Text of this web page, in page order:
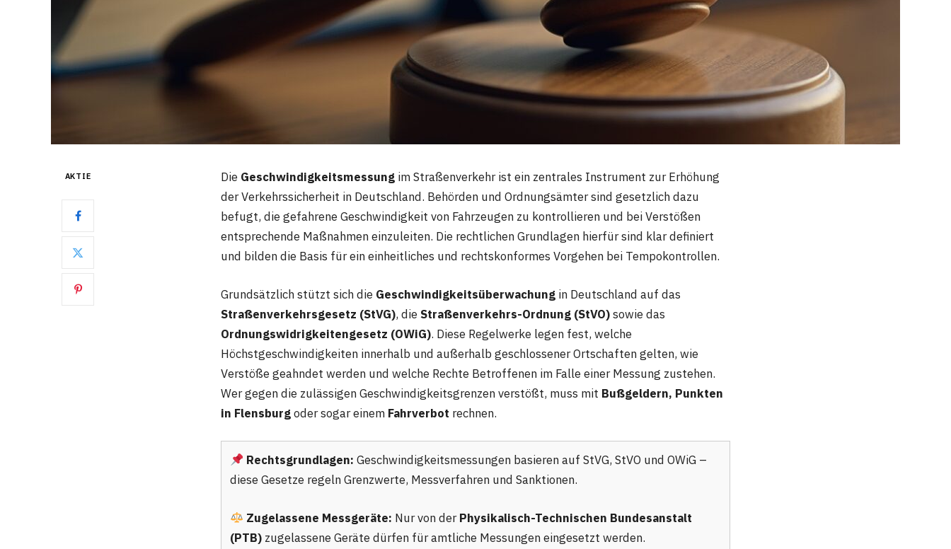
AKTIE Die Geschwindigkeitsmessung im Straßenverkehr ist ein zentrales Instrument zur Erhöhung
der Verkehrssicherheit in Deutschland. Behörden und Ordnungsämter sind gesetzlich dazu
befugt, die gefahrene Geschwindigkeit von Fahrzeugen zu kontrollieren und bei Verstößen
entsprechende Maßnahmen einzuleiten. Die rechtlichen Grundlagen hierfür sind klar definiert
und bilden die Basis für ein einheitliches und rechtskonformes Vorgehen bei Tempokontrollen.
Grundsätzlich stützt sich die Geschwindigkeitsüberwachung in Deutschland auf das
Straßenverkehrsgesetz (StVG), die Straßenverkehrs-Ordnung (StVO)sowie das
Ordnungswidrigkeitengesetz (OWiG). Diese Regelwerke legen fest, welche
Höchstgeschwindigkeiten innerhalb und außerhalb geschlossener Ortschaften gelten, wie
Verstöße geahndet werden und welche Rechte Betroffenen im Falle einer Messung zustehen.
Wer gegen die zulässigen Geschwindigkeitsgrenzen verstößt, muss mit Bußgeldern, Punkten
in Flensburgoder sogar einem Fahrverbot rechnen.
Rechtsgrundlagen: Geschwindigkeitsmessungen basieren auf StVG, StVO und OWiG –
diese Gesetze regeln Grenzwerte, Messverfahren und Sanktionen.
Zugelassene Messgeräte: Nur von derPhysikalisch-Technischen Bundesanstalt
(PTB) zugelassene Geräte dürfen für amtliche Messungen eingesetzt werden.